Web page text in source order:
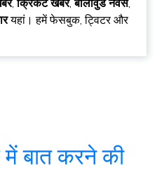
,क्रिकेट खबर,बॉलीवुड नेवस,
यहां। हमें फेसबुक, ट्विटर और
में बात करने की